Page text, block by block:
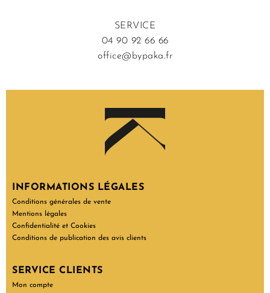
SERVICE
04 90 92 66 66
office@bypaka.fr
INFORMATIONS LÉGALES
Conditions générales de vente
Mentions légales
Confidentialité et Cookies
Conditions de publication des avis clients
SERVICE CLIENTS
Mon compte